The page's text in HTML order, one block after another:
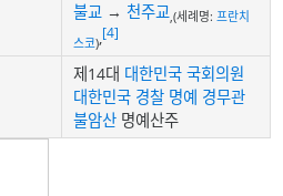
불교→ 천주교,(세례명: 프란치
스코),[4]
제14대 대한민국 국회의원
대한민국 경찰 명예 경무관
불암산명예산주